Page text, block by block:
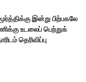
இன்று பிற்பகலே
உடலைப் பெற்றுக்
தெரிவிப்பு